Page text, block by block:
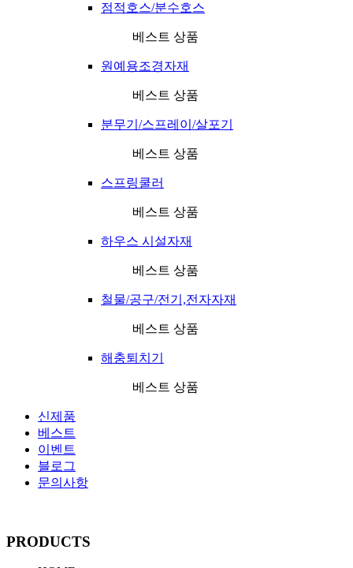
점적호스/분수호스
베스트 상품
원예용조경자재
베스트 상품
분무기/스프레이/살포기
베스트 상품
스프링쿨러
베스트 상품
하우스 시설자재
베스트 상품
철물/공구/전기,전자자재
베스트 상품
해충퇴치기
베스트 상품
신제품
베스트
이벤트
블로그
문의사항
PRODUCTS